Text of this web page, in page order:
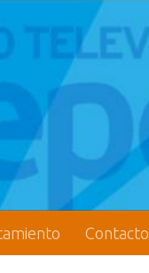
Contacto